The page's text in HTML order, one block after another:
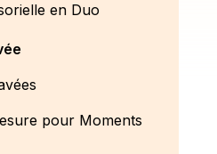
en Duo
pour Moments